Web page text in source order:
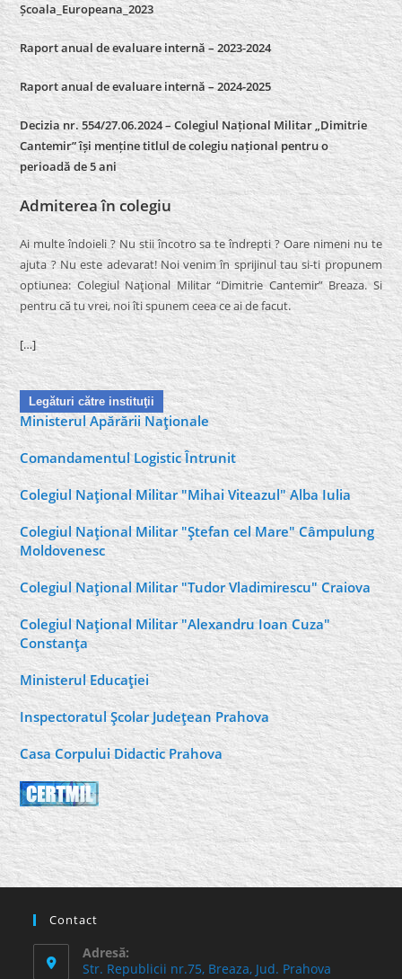
Școala_Europeana_2023
Raport anual de evaluare internă – 2023-2024
Raport anual de evaluare internă –2024-2025
Decizia nr. 554/27.06.2024 – Colegiul Național Militar „Dimitrie
Cantemir” își menține titlul de colegiu național pentru o
perioadă de 5 ani
Admiterea în colegiu
Ai multe îndoieli ? Nu stii încotro sa te îndrepti ? Oare nimeni nu te
ajuta ? Nu este adevarat! Noi venim în sprijinul tau si-ti propunem
optiunea: Colegiul Naţional Militar “Dimitrie Cantemir” Breaza. Si
pentru că tu vrei, noi îti spunem ceea ce ai de facut.
[…]
Legături către instituţii
Ministerul Apărării Naţionale
Comandamentul Logistic Întrunit
Colegiul Naţional Militar "Mihai Viteazul" Alba Iulia
Colegiul Naţional Militar "Ştefan cel Mare" Câmpulung
Moldovenesc
Colegiul Naţional Militar "Tudor Vladimirescu" Craiova
Colegiul Naţional Militar "Alexandru Ioan Cuza"
Constanţa
Ministerul Educaţiei
Inspectoratul Şcolar Judeţean Prahova
Casa Corpului Didactic Prahova
Contact
Adresă:
Str. Republicii nr.75, Breaza, Jud. Prahova